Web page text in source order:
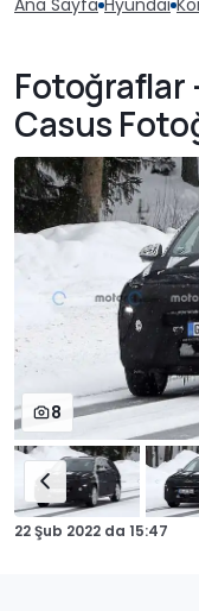
Ana Sayfa Hyundai
Fotoğraflar
Casus
8
22 Şub 2022 da 15:47